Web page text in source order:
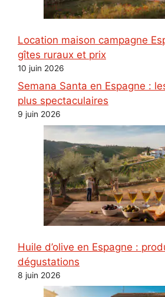
Location maison campagne Espagne : fincas,
gîtes ruraux et prix
10 juin 2026
Semana Santa en Espagne : les processions les
plus spectaculaires
9 juin 2026
Huile d’olive en Espagne : production, routes et
dégustations
8 juin 2026